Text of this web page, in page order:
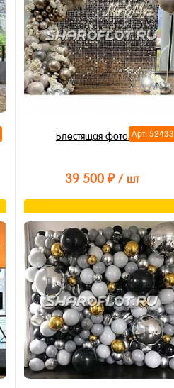
В избранное
В наличии
Арт: 52433
Блестящая фотозона
39 500 ₽/ шт
В корзину
Купить в 1 клик
В избранное
В наличии